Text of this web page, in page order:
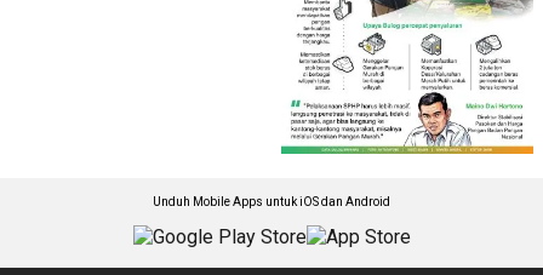
Unduh Mobile Apps untuk iOS dan Android